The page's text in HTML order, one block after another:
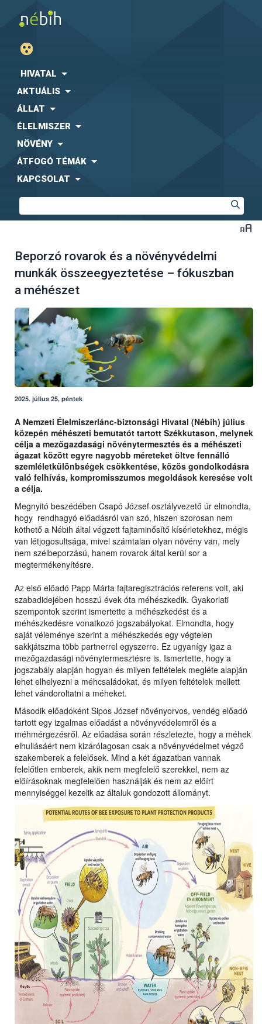
HIVATAL
AKTUÁLIS
ÁLLAT
ÉLELMISZER
NÖVÉNY
ÁTFOGÓ TÉMÁK
KAPCSOLAT
Beporzó rovarok és a növényvédelmi
munkák összeegyeztetése – fókuszban
a méhészet
2025. július 25, péntek
A Nemzeti Élelmiszerlánc-biztonsági Hivatal (Nébih) július
közepén méhészeti bemutatót tartott Székkutason, melynek
célja a mezőgazdasági növénytermesztés és a méhészeti
ágazat között egyre nagyobb méreteket öltve fennálló
szemléletkülönbségek csökkentése, közös gondolkodásra
való felhívás, kompromisszumos megoldások keresése volt
a célja.
Megnyitó beszédében Csapó József osztályvezető úr elmondta,
hogy rendhagyó előadásról van szó, hiszen szorosan nem
köthető a Nébih által végzett fajtaminősítő kísérletekhez, mégis
van létjogosultsága, mivel számtalan olyan növény van, mely
nem szélbeporzású, hanem rovarok által kerül sor a
megtermékenyítésre.
Az első előadó Papp Márta fajtaregisztrációs referens volt, aki
szabadidejében hosszú évek óta méhészkedik. Gyakorlati
szempontok szerint ismertette a méhészkedést és a
méhészkedésre vonatkozó jogszabályokat. Elmondta, hogy
saját véleménye szerint a méhészkedés egy végtelen
sakkjátszma több partnerrel egyszerre. Ez ugyanígy igaz a
mezőgazdasági növénytermesztésre is. Ismertette, hogy a
jogszabály alapján hogyan és milyen feltételek megléte alapján
lehet elhelyezni a méhcsaládokat, és milyen feltételek mellett
lehet vándoroltatni a méheket.
Második előadóként Sipos József növényorvos, vendég előadó
tartott egy izgalmas előadást a növényvédelemről és a
méhmérgezésről. Az előadása során részletezte, hogy a méhek
elhullásáért nem kizárólagosan csak a növényvédelmet végző
szakemberek a felelősek. Mind a két ágazatban vannak
felelőtlen emberek, akik nem megfelelő szerekkel, nem az
előírásoknak megfelelően használják és nem az előírt
mennyiséggel kezelik az általuk gondozott állományt.